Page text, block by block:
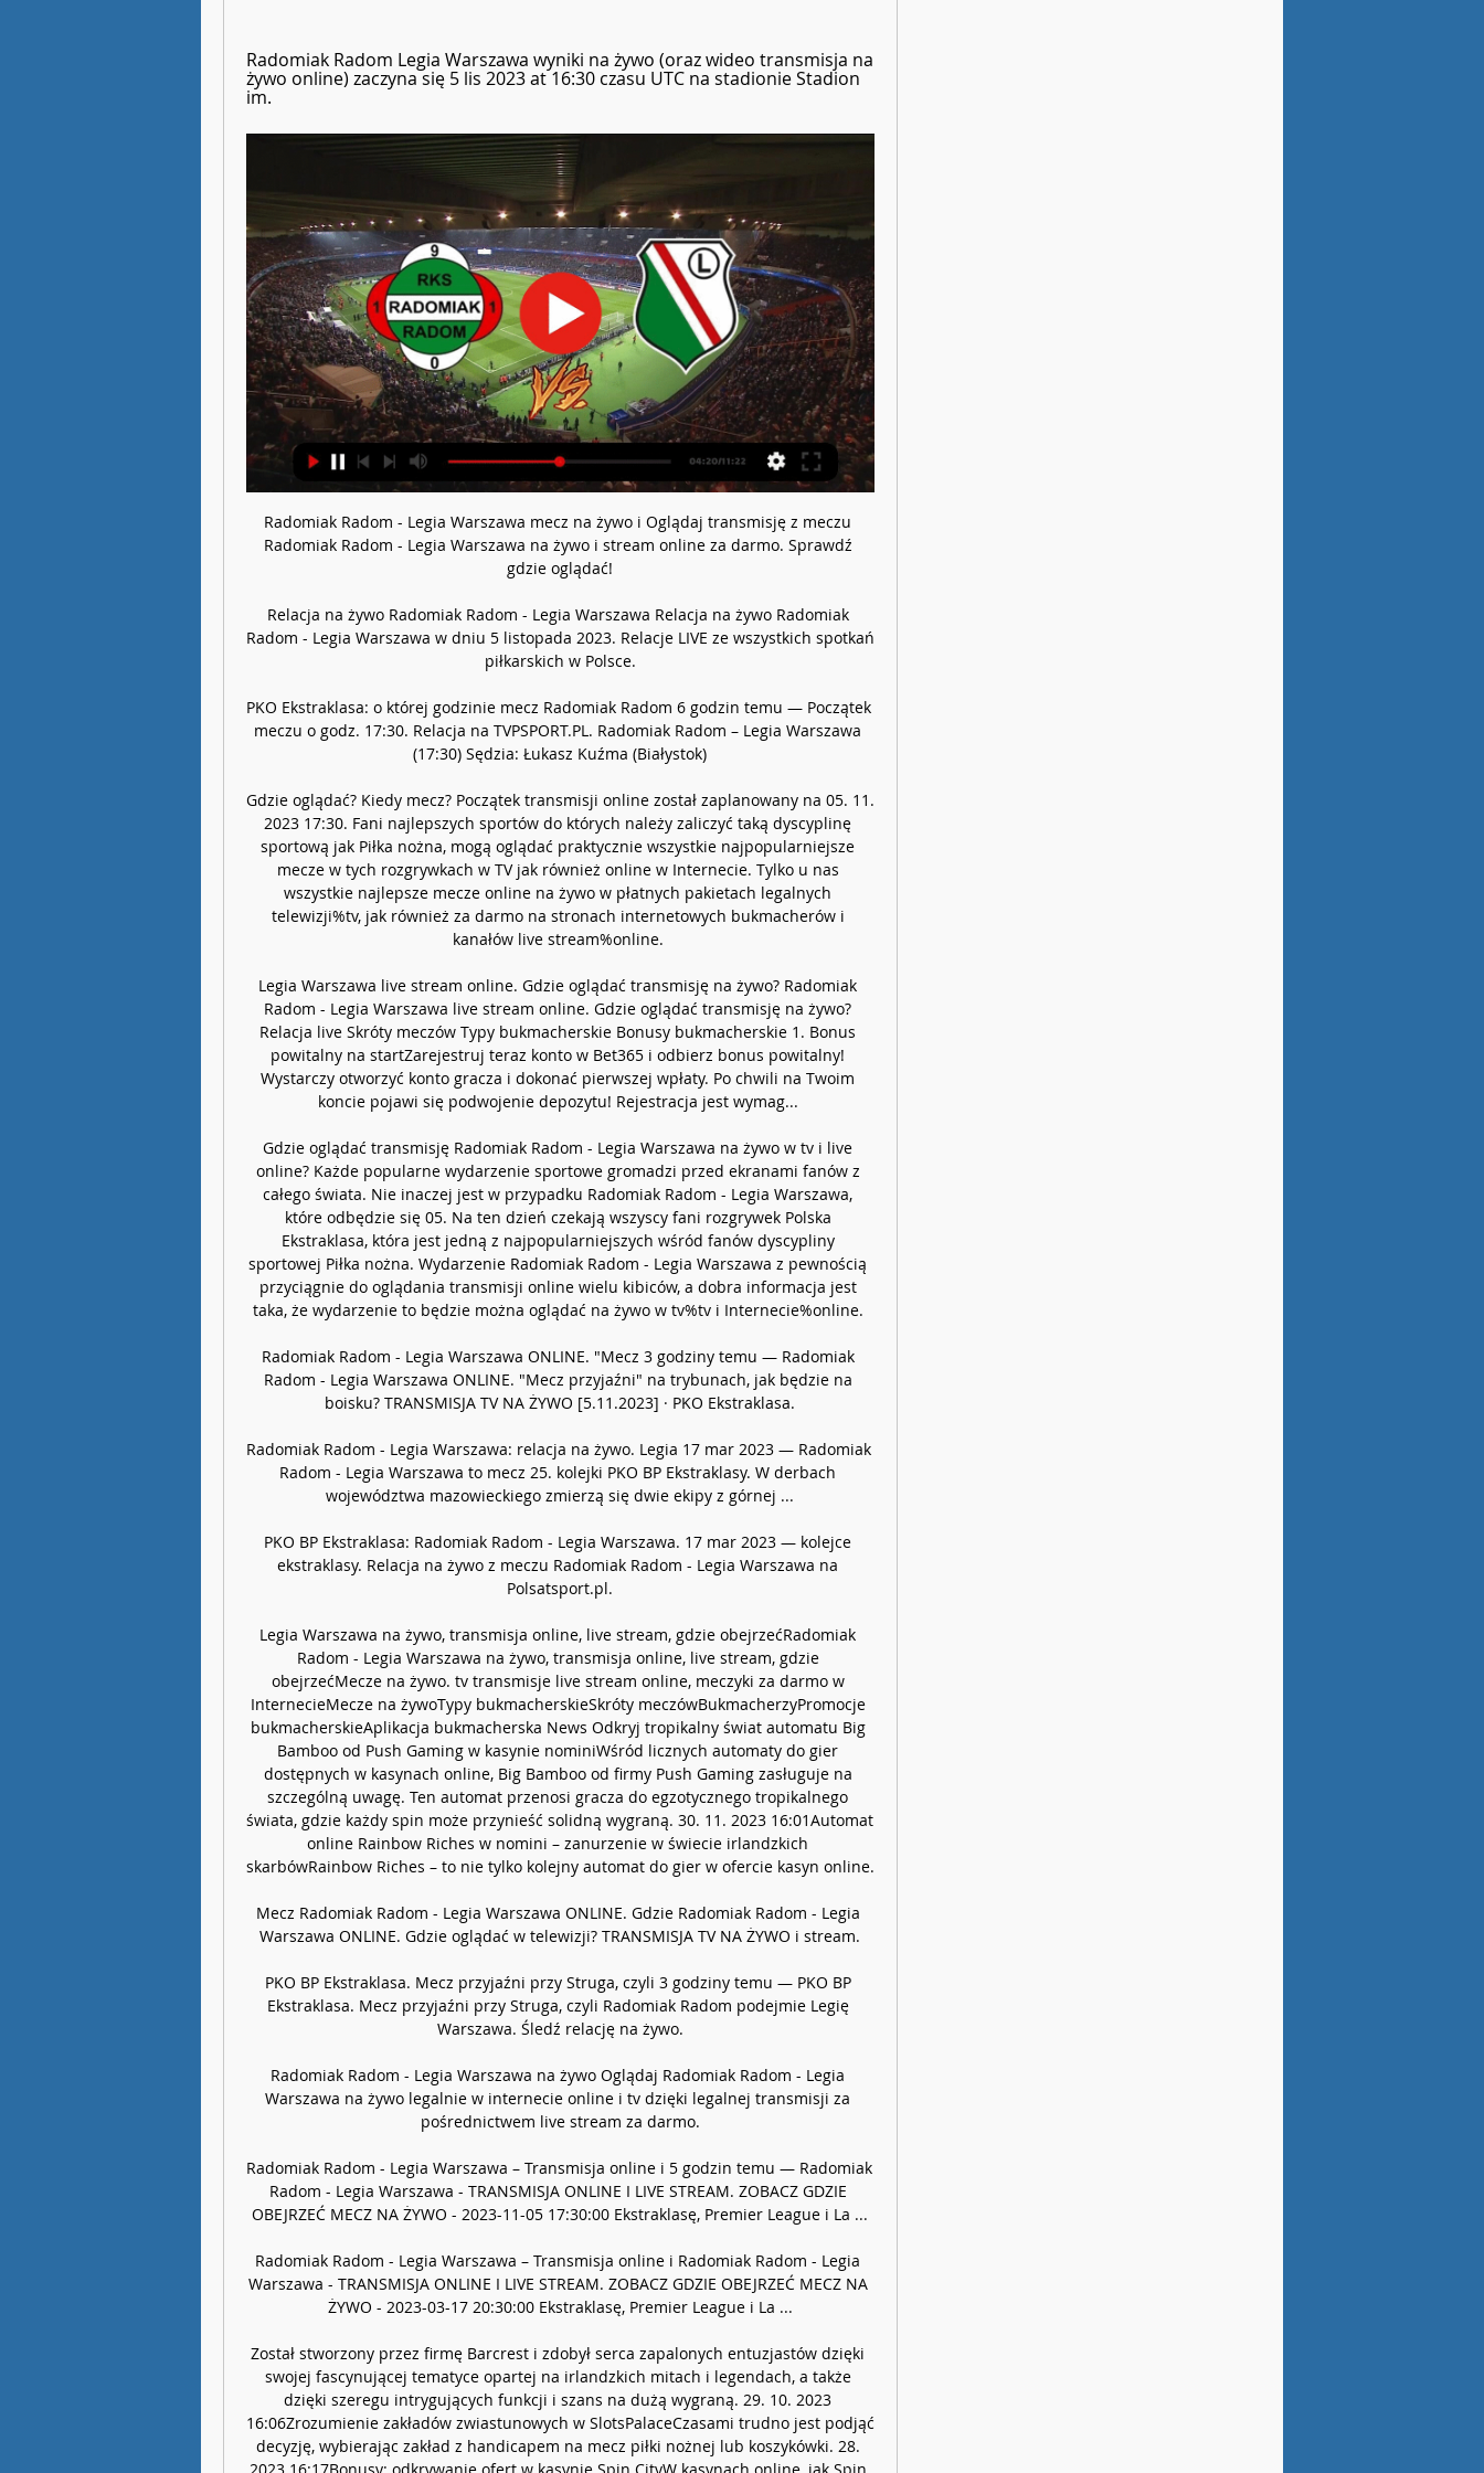
Radomiak Radom Legia Warszawa wyniki na żywo (oraz wideo transmisja na
żywo online) zaczyna się 5 lis 2023 at 16:30 czasu UTC na stadionie Stadion
im.
Radomiak Radom - Legia Warszawa mecz na żywo i Oglądaj transmisję z meczu
Radomiak Radom - Legia Warszawa na żywo i stream online za darmo. Sprawdź
gdzie oglądać!
Relacja na żywo Radomiak Radom - Legia Warszawa Relacja na żywo Radomiak
Radom - Legia Warszawa w dniu 5 listopada 2023. Relacje LIVE ze wszystkich spotkań
piłkarskich w Polsce.
PKO Ekstraklasa: o której godzinie mecz Radomiak Radom 6 godzin temu — Początek
meczu o godz. 17:30. Relacja na TVPSPORT.PL. Radomiak Radom – Legia Warszawa
(17:30) Sędzia: Łukasz Kuźma (Białystok)
Gdzie oglądać? Kiedy mecz? Początek transmisji online został zaplanowany na 05. 11.
2023 17:30. Fani najlepszych sportów do których należy zaliczyć taką dyscyplinę
sportową jak Piłka nożna, mogą oglądać praktycznie wszystkie najpopularniejsze
mecze w tych rozgrywkach w TV jak również online w Internecie. Tylko u nas
wszystkie najlepsze mecze online na żywo w płatnych pakietach legalnych
telewizji%tv, jak również za darmo na stronach internetowych bukmacherów i
kanałów live stream%online.
Legia Warszawa live stream online. Gdzie oglądać transmisję na żywo? ﻿Radomiak
Radom - Legia Warszawa live stream online. Gdzie oglądać transmisję na żywo?
Relacja live Skróty meczów Typy bukmacherskie Bonusy bukmacherskie 1. Bonus
powitalny na startZarejestruj teraz konto w Bet365 i odbierz bonus powitalny!
Wystarczy otworzyć konto gracza i dokonać pierwszej wpłaty. Po chwili na Twoim
koncie pojawi się podwojenie depozytu! Rejestracja jest wymag...
Gdzie oglądać transmisję Radomiak Radom - Legia Warszawa na żywo w tv i live
online? Każde popularne wydarzenie sportowe gromadzi przed ekranami fanów z
całego świata. Nie inaczej jest w przypadku Radomiak Radom - Legia Warszawa,
które odbędzie się 05. Na ten dzień czekają wszyscy fani rozgrywek Polska
Ekstraklasa, która jest jedną z najpopularniejszych wśród fanów dyscypliny
sportowej Piłka nożna. Wydarzenie Radomiak Radom - Legia Warszawa z pewnością
przyciągnie do oglądania transmisji online wielu kibiców, a dobra informacja jest
taka, że wydarzenie to będzie można oglądać na żywo w tv%tv i Internecie%online.
Radomiak Radom - Legia Warszawa ONLINE. "Mecz 3 godziny temu — Radomiak
Radom - Legia Warszawa ONLINE. "Mecz przyjaźni" na trybunach, jak będzie na
boisku? TRANSMISJA TV NA ŻYWO [5.11.2023] · PKO Ekstraklasa.
Radomiak Radom - Legia Warszawa: relacja na żywo. Legia 17 mar 2023 — Radomiak
Radom - Legia Warszawa to mecz 25. kolejki PKO BP Ekstraklasy. W derbach
województwa mazowieckiego zmierzą się dwie ekipy z górnej ...
PKO BP Ekstraklasa: Radomiak Radom - Legia Warszawa. 17 mar 2023 — kolejce
ekstraklasy. Relacja na żywo z meczu Radomiak Radom - Legia Warszawa na
Polsatsport.pl.
Legia Warszawa na żywo, transmisja online, live stream, gdzie obejrzeć﻿Radomiak
Radom - Legia Warszawa na żywo, transmisja online, live stream, gdzie
obejrzećMecze na żywo. tv transmisje live stream online, meczyki za darmo w
InternecieMecze na żywoTypy bukmacherskieSkróty meczówBukmacherzyPromocje
bukmacherskieAplikacja bukmacherska News Odkryj tropikalny świat automatu Big
Bamboo od Push Gaming w kasynie nominiWśród licznych automaty do gier
dostępnych w kasynach online, Big Bamboo od firmy Push Gaming zasługuje na
szczególną uwagę. Ten automat przenosi gracza do egzotycznego tropikalnego
świata, gdzie każdy spin może przynieść solidną wygraną. 30. 11. 2023 16:01Automat
online Rainbow Riches w nomini – zanurzenie w świecie irlandzkich
skarbówRainbow Riches – to nie tylko kolejny automat do gier w ofercie kasyn online.
Mecz Radomiak Radom - Legia Warszawa ONLINE. Gdzie Radomiak Radom - Legia
Warszawa ONLINE. Gdzie oglądać w telewizji? TRANSMISJA TV NA ŻYWO i stream.
PKO BP Ekstraklasa. Mecz przyjaźni przy Struga, czyli 3 godziny temu — PKO BP
Ekstraklasa. Mecz przyjaźni przy Struga, czyli Radomiak Radom podejmie Legię
Warszawa. Śledź relację na żywo.
Radomiak Radom - Legia Warszawa na żywo Oglądaj Radomiak Radom - Legia
Warszawa na żywo legalnie w internecie online i tv dzięki legalnej transmisji za
pośrednictwem live stream za darmo.
Radomiak Radom - Legia Warszawa – Transmisja online i 5 godzin temu — Radomiak
Radom - Legia Warszawa - TRANSMISJA ONLINE I LIVE STREAM. ZOBACZ GDZIE
OBEJRZEĆ MECZ NA ŻYWO - 2023-11-05 17:30:00 Ekstraklasę, Premier League i La ...
Radomiak Radom - Legia Warszawa – Transmisja online i Radomiak Radom - Legia
Warszawa - TRANSMISJA ONLINE I LIVE STREAM. ZOBACZ GDZIE OBEJRZEĆ MECZ NA
ŻYWO - 2023-03-17 20:30:00 Ekstraklasę, Premier League i La ...
Został stworzony przez firmę Barcrest i zdobył serca zapalonych entuzjastów dzięki
swojej fascynującej tematyce opartej na irlandzkich mitach i legendach, a także
dzięki szeregu intrygujących funkcji i szans na dużą wygraną. 29. 10. 2023
16:06Zrozumienie zakładów zwiastunowych w SlotsPalaceCzasami trudno jest podjąć
decyzję, wybierając zakład z handicapem na mecz piłki nożnej lub koszykówki. 28.
2023 16:17Bonusy: odkrywanie ofert w kasynie Spin CityW kasynach online, jak Spin